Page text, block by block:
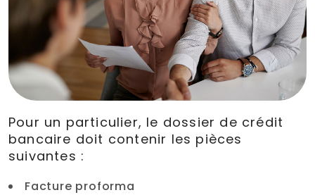
Pour un particulier, le dossier de crédit
bancaire doit contenir les pièces
suivantes :
Facture proforma